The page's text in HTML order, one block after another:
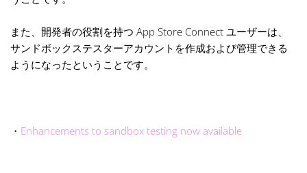
また、開発者の役割を持つ App Store Connect ユーザーは、
サンドボックステスターアカウントを作成および管理できる
ようになったということです。
・ Enhancements to sandbox testing now available